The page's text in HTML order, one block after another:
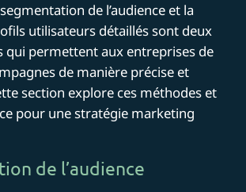
de l’audience et la
utilisateurs détaillés sont deux
qui permettent aux entreprises de
de manière précise et
section explore ces méthodes et
pour une stratégie marketing
de l’audience